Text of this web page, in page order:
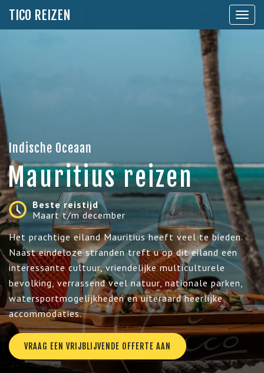
TICO REIZEN
Toon
Indische Oceaan
Mauritius reizen
Beste reistijd
Maart t/m december
Het prachtige eiland Mauritius heeft veel te bieden.
Naast eindeloze stranden treft u op dit eiland een
interessante cultuur, vriendelijke multiculturele
bevolking, verrassend veel natuur, nationale parken,
watersportmogelijkheden en uiteraard heerlijke
accommodaties.
VRAAG EEN VRIJBLIJVENDE OFFERTE AAN